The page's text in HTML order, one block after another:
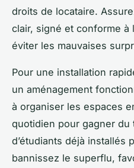
droits de locataire.
clair, signé et conforme à
éviter les mauvaises
Pour une installation
un aménagement
à organiser les espaces
quotidien pour gagner du
d’étudiants déjà installés
bannissez le superflu,